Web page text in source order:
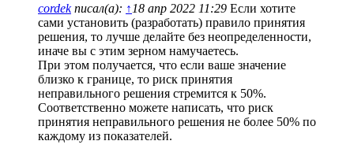
cordekписал(а): ↑ 18 апр 2022 11:29 Если хотите
сами установить (разработать) правило принятия
решения, то лучше делайте без неопределенности,
иначе вы с этим зерном намучаетесь.
При этом получается, что если ваше значение
близко к границе, то риск принятия
неправильного решения стремится к 50%.
Соответственно можете написать, что риск
принятия неправильного решения не более 50% по
каждому из показателей.